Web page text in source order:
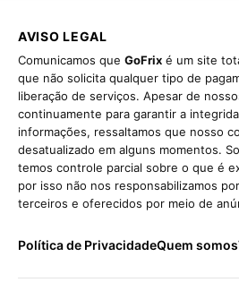
AVISO LEGAL
Comunicamos que GoFrix é um site
que não solicita qualquer tipo de
liberação de serviços. Apesar de
continuamente para garantir a
informações, ressaltamos que nosso
desatualizado em alguns momentos.
temos controle parcial sobre o que é
por isso não nos responsabilizamos
terceiros e oferecidos por meio de
Política de PrivacidadeQuem somos